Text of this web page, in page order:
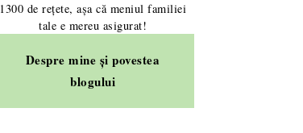
1300 de rețete, așa că meniul familiei
tale e mereu asigurat!
Despre mine și povestea
blogului